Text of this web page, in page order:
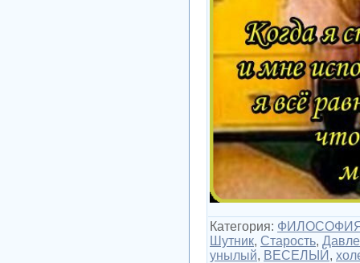
Категория:
Шутник, Старость,
унылый, ВЕСЕЛЫЙ ,